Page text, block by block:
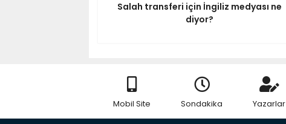
Salah transferi için İngiliz medyası ne
diyor?
Mobil Site Sondakika Yazarlar